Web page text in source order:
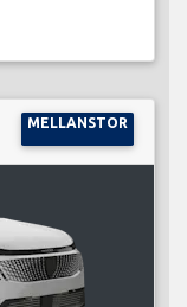
MELLANSTOR